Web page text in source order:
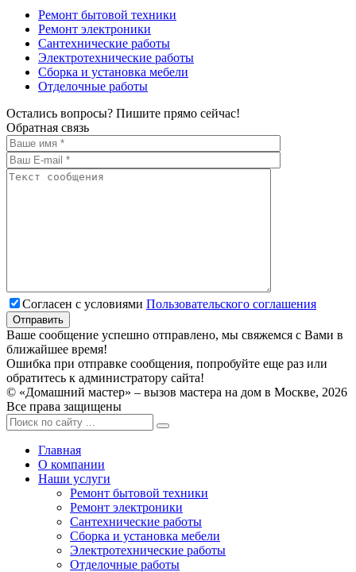
Ремонт бытовой техники
Ремонт электроники
Сантехнические работы
Электротехнические работы
Сборка и установка мебели
Отделочные работы
Остались вопросы? Пишите прямо сейчас!
Обратная связь
Согласен с условиями Пользовательского соглашения
Ваше сообщение успешно отправлено, мы свяжемся с Вами в
ближайшее время!
Ошибка при отправке сообщения, попробуйте еще раз или
обратитесь к администратору сайта!
© «Домашний мастер» – вызов мастера на дом в Москве, 2026
Все права защищены
Главная
О компании
Наши услуги
Ремонт бытовой техники
Ремонт электроники
Сантехнические работы
Сборка и установка мебели
Электротехнические работы
Отделочные работы